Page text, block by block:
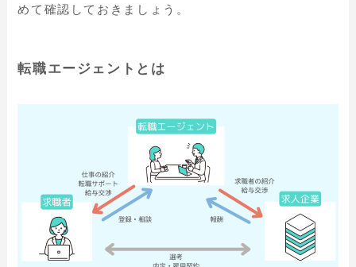
めて確認しておきましょう。
転職エージェントとは